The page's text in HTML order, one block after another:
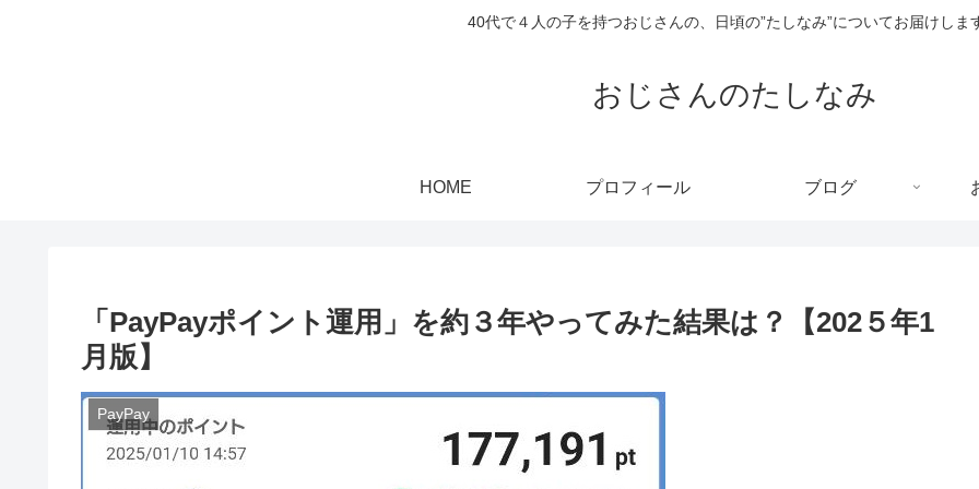
40代で４人の子を持つおじさんの、日頃の”たしなみ”についてお届けしま
おじさんのたしなみ
HOME プロフィール ブログ
「PayPayポイント運用」を約３年やってみた結果は？【202５年1
月版】
PayPay